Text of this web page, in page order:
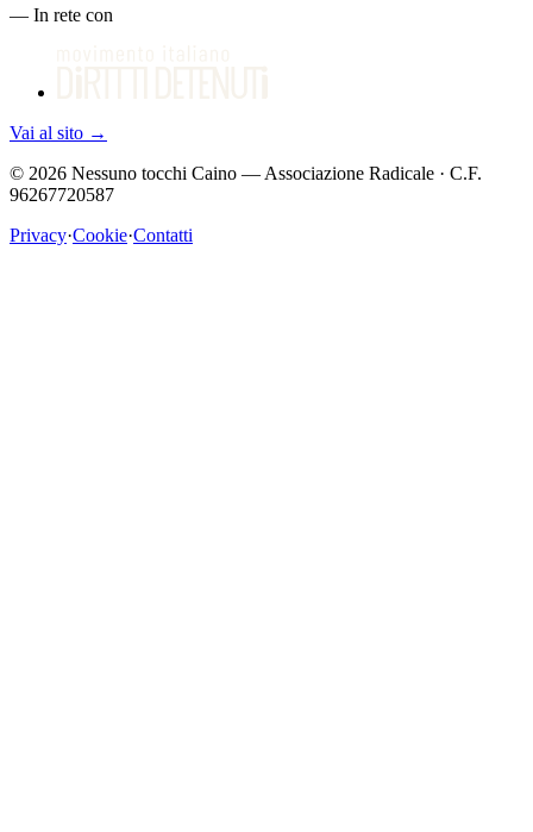
— In rete con
Vai al sito →
© 2026 Nessuno tocchi Caino — Associazione Radicale · C.F.
96267720587
Privacy·Cookie·Contatti